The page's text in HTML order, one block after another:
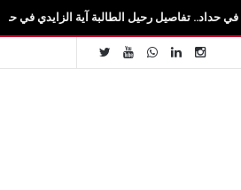
رحيل الطالبة آية الزايدي في حادث مروع